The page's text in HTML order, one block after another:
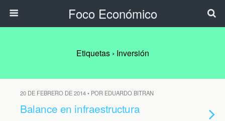
Foco Económico
Etiquetas › Inversión
20 DE FEBRERO DE 2014 • POR EDUARDO BITRAN
Balance en infraestructura